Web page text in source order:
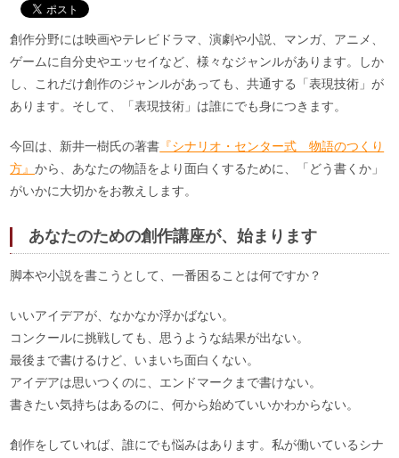
創作分野には映画やテレビドラマ、演劇や小説、マンガ、アニメ、
ゲームに自分史やエッセイなど、様々なジャンルがあります。しか
し、これだけ創作のジャンルがあっても、共通する「表現技術」が
あります。そして、「表現技術」は誰にでも身につきます。
今回は、新井一樹氏の著書 『シナリオ・センター式 物語のつくり
方』から、あなたの物語をより面白くするために、「どう書くか」
がいかに大切かをお教えします。
あなたのための創作講座が、始まります
脚本や小説を書こうとして、一番困ることは何ですか？
いいアイデアが、なかなか浮かばない。
コンクールに挑戦しても、思うような結果が出ない。
最後まで書けるけど、いまいち面白くない。
アイデアは思いつくのに、エンドマークまで書けない。
書きたい気持ちはあるのに、何から始めていいかわからない。
創作をしていれば、誰にでも悩みはあります。私が働いているシナ